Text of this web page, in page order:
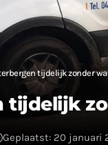
tijdelijk zonder
tijdelijk
Geplaatst: 20 januari